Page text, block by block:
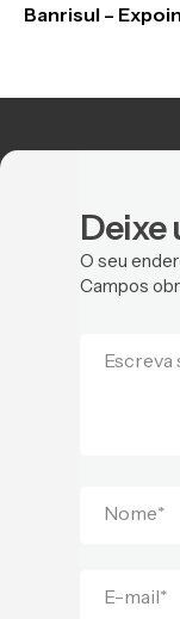
Banrisul –
Deixe
O seu
Campos
Nome*
E-mail*